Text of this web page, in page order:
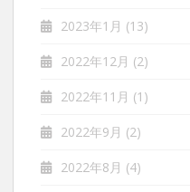
2023年1月 (13)
2022年12月 (2)
2022年11月 (1)
2022年9月 (2)
2022年8月 (4)